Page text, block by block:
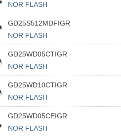
NOR FLASH
GD25S512MDFIGR
NOR FLASH
GD25WD05CTIGR
NOR FLASH
GD25WD10CTIGR
NOR FLASH
GD25WD05CEIGR
NOR FLASH